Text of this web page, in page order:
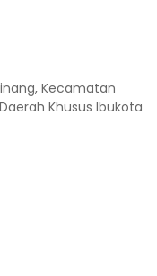
Kecamatan
Khusus Ibukota